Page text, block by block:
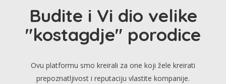
Budite i Vi dio velike
"kostagdje" porodice
Ovu platformu smo kreirali za one koji žele kreirati
prepoznatljivost i reputaciju vlastite kompanije.